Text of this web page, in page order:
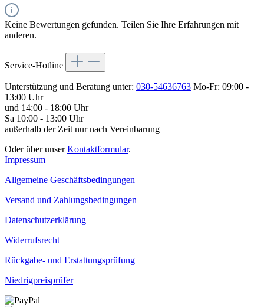
Keine Bewertungen gefunden. Teilen Sie Ihre Erfahrungen mit
anderen.
Service-Hotline
Unterstützung und Beratung unter: 030-54636763 Mo-Fr: 09:00 -
13:00 Uhr
und 14:00 - 18:00 Uhr
Sa 10:00 - 13:00 Uhr
außerhalb der Zeit nur nach Vereinbarung
Oder über unserKontaktformular.
Impressum
Allgemeine Geschäftsbedingungen
Versand und Zahlungsbedingungen
Datenschutzerklärung
Widerrufsrecht
Rückgabe- und Erstattungsprüfung
Niedrigpreisprüfer